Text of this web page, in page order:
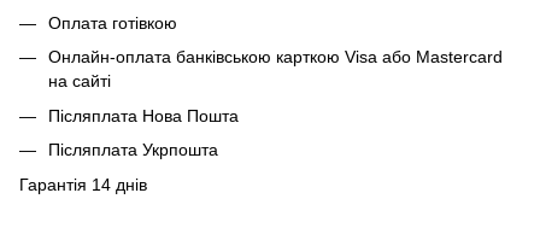
Оплата готівкою
Онлайн-оплата банківською карткою Visa або Mastercard
на сайті
Післяплата Нова Пошта
Післяплата Укрпошта
Гарантія 14 днів